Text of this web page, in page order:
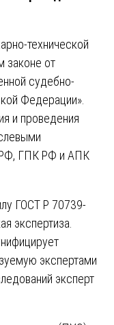
технической
законе от
судебно-
Федерации».
и проведения
РФ, ГПК РФ и АПК
ГОСТ Р 70739-
экспертиза.
экспертами
эксперт